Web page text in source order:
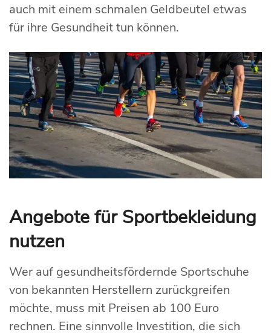
auch mit einem schmalen Geldbeutel etwas
für ihre Gesundheit tun können.
Angebote für Sportbekleidung
nutzen
Wer auf gesundheitsfördernde Sportschuhe
von bekannten Herstellern zurückgreifen
möchte, muss mit Preisen ab 100 Euro
rechnen. Eine sinnvolle Investition, die sich